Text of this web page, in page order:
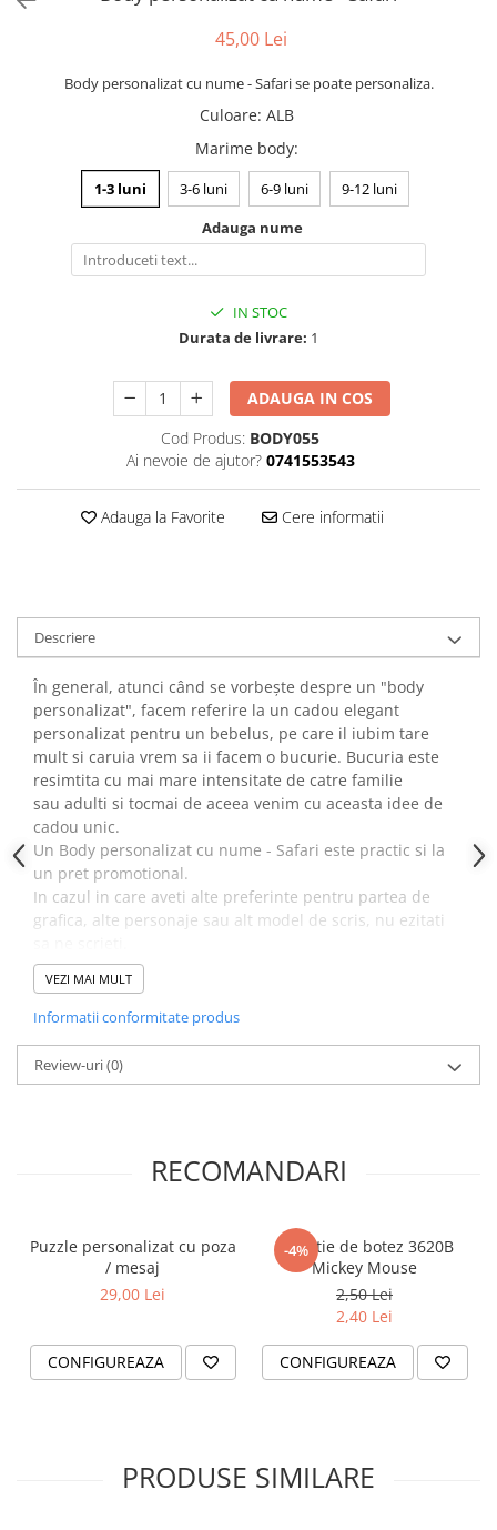
Plachete personalizate
Tricouri personalizate
Pix personalizat
evenimente
Umerase Personalizate
45,00 Lei
Body personalizat cu nume - Safari se poate personaliza.
Culoare: ALB
Marime body:
1-3 luni 3-6 luni 6-9 luni
9-12 luni
Adauga nume
IN STOC
Durata de livrare: 1
ADAUGA IN COS
Cod Produs: BODY055
Ai nevoie de ajutor? 0741553543
Adauga la Favorite Cere informatii
Descriere
În general, atunci când se vorbește despre un "body
personalizat", facem referire la un cadou elegant
personalizat pentru un bebelus, pe care il iubim tare
mult si caruia vrem sa ii facem o bucurie. Bucuria este
resimtita cu mai mare intensitate de catre familie
sau adulti si tocmai de aceea venim cu aceasta idee de
cadou unic.
Un Body personalizat cu nume - Safari este practic si la
un pret promotional.
In cazul in care aveti alte preferinte pentru partea de
grafica, alte personaje sau alt model de scris, nu ezitati
Daca sunteti multumiti de produsele noastre nu ezita sa
lasi un mesaj pe aceasta pagina.
Pozele produselor prezentate in magazinul nostru online
ecran, monitor, luminozitare, contrast etc.
VEZI MAI MULT
Informatii conformitate produs
Review-uri(0)
RECOMANDARI
Puzzle personalizat cu poza
/ mesaj
29,00 Lei
CONFIGUREAZA
-4%
Invitatie de botez 3620B
Mickey Mouse
2,50 Lei
2,40 Lei
CONFIGUREAZA
PRODUSE SIMILARE